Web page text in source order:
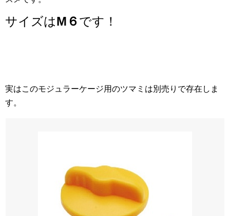
サイズはM６ です！
実はこのモジュラーケージ用のツマミは別売りで存在しま
す。